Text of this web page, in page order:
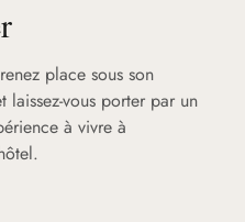
place sous son
vous porter par un
à vivre à